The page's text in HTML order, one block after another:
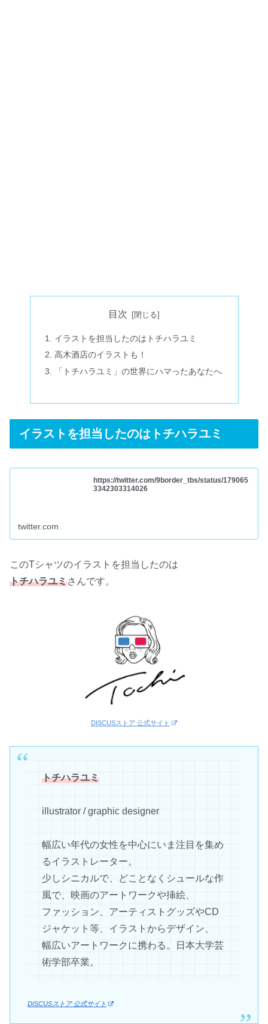
目次
イラストを担当したのはトチハラユミ
高木酒店のイラストも！
「トチハラユミ」の世界にハマったあなたへ
イラストを担当したのはトチハラユミ
https://twitter.com/9border_tbs/status/179065
3342303314026
twitter.com
このTシャツのイラストを担当したのは
トチハラユミさんです。
DISCUSストア 公式サイト
トチハラユミ
illustrator / graphic designer
幅広い年代の女性を中心にいま注目を集め
るイラストレーター。
少しシニカルで、どことなくシュールな作
風で、映画のアートワークや挿絵、
ファッション、アーティストグッズやCD
ジャケット等、イラストからデザイン、
幅広いアートワークに携わる。日本大学芸
術学部卒業。
DISCUSストア 公式サイト